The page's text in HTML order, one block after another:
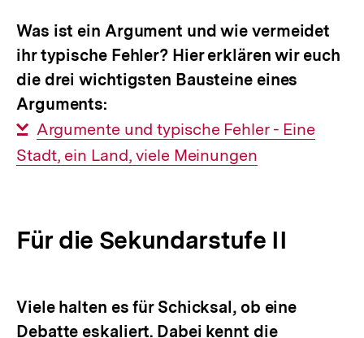
Was ist ein Argument und wie vermeidet
ihr typische Fehler? Hier erklären wir euch
die drei wichtigsten Bausteine eines
Arguments:
Interner
Link:
Argumente und typische Fehler - Eine
Stadt, ein Land, viele Meinungen
Für die Sekundarstufe II
Viele halten es für Schicksal, ob eine
Debatte eskaliert. Dabei kennt die